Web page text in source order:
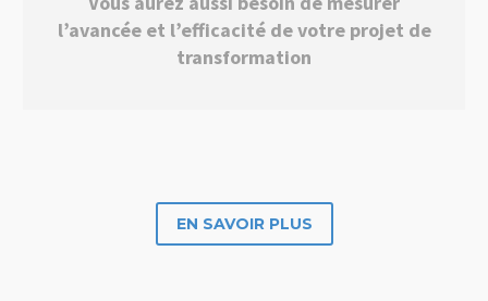
l’avancée et l’efficacité de votre projet de
transformation
EN SAVOIR PLUS